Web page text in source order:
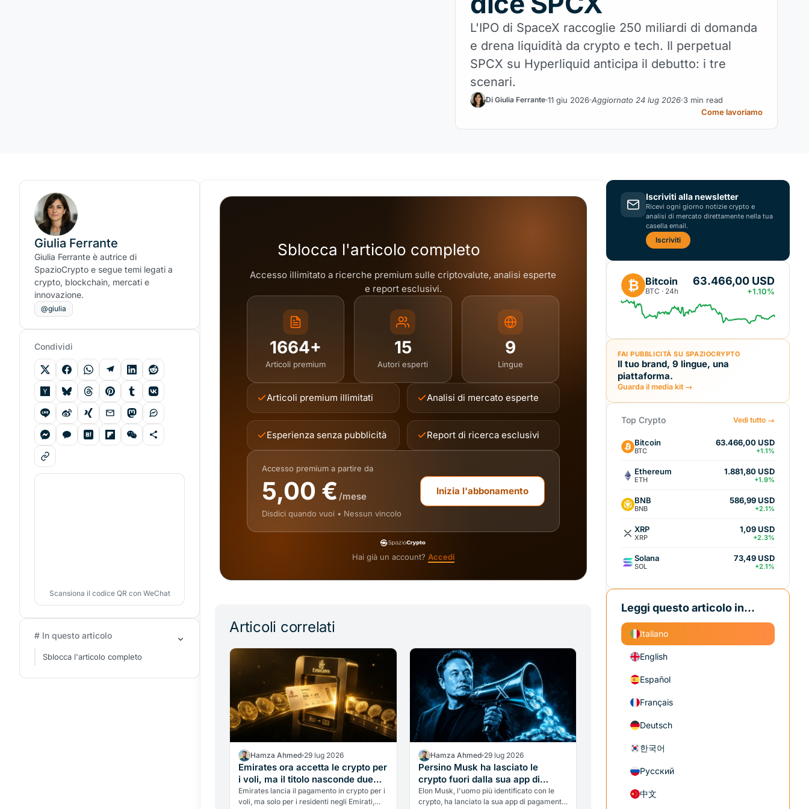
L'IPO di SpaceX raccoglie 250 miliardi di domanda
e drena liquidità da crypto e tech. Il perpetual
SPCX su Hyperliquid anticipa il debutto: i tre
scenari.
Di Giulia Ferrante 11 giu 2026 Aggiornato 24 lug 2026 3 min read
Come lavoriamo
Sblocca l'articolo completo
Accesso illimitato a ricerche premium sulle criptovalute, analisi esperte
e report esclusivi.
1664+
Articoli premium
15
Autori esperti
9
Lingue
Articoli premium illimitati Analisi di mercato esperte
Esperienza senza pubblicità Report di ricerca esclusivi
Accesso premium a partire da
5,00 € /mese
Disdici quando vuoi • Nessun vincolo
Inizia l'abbonamento
Hai già un account? Accedi
Articoli correlati
Hamza Ahmed 29 lug 2026
Emirates ora accetta le crypto per
i voli, ma il titolo nasconde due
limiti enormi che quasi nessuno
racconta
Emirates lancia il pagamento in crypto per i
voli, ma solo per i residenti negli Emirati,
Hamza Ahmed 29 lug 2026
Persino Musk ha lasciato le
crypto fuori dalla sua app di
pagamenti: cosa insegna il lancio
di X Money
Elon Musk, l'uomo più identificato con le
crypto, ha lanciato la sua app di pagamenti
Giulia Ferrante
Giulia Ferrante è autrice di
SpazioCrypto e segue temi legati a
crypto, blockchain, mercati e
innovazione.
@giulia
Condividi
Scansiona il codice QR con WeChat
# In questo articolo
Sblocca l'articolo completo
Iscriviti alla newsletter
Ricevi ogni giorno notizie crypto e
analisi di mercato direttamente nella tua
casella email.
Iscriviti
₿ Bitcoin
BTC · 24h
63.466,00 USD
+1.10%
FAI PUBBLICITÀ SU SPAZIOCRYPTO
Il tuo brand, 9 lingue, una
piattaforma.
Guarda il media kit →
Top Crypto Vedi tutto →
Bitcoin
BTC
63.466,00 USD
+1.1%
Ethereum
ETH
1.881,80 USD
+1.9%
BNB
BNB
586,99 USD
+2.1%
XRP
XRP
1,09 USD
+2.3%
Solana
SOL
73,49 USD
+2.1%
Leggi questo articolo in...
Italiano
English
Español
Français
Deutsch
한국어
Русский
中文